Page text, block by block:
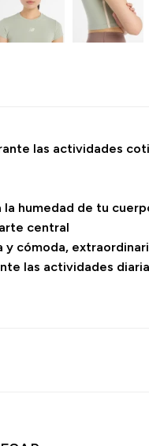
las actividades
la humedad de tu
central
y cómoda,
las actividades